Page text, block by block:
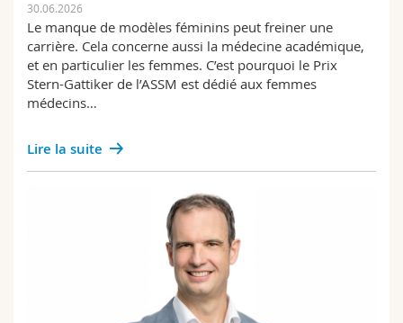
30.06.2026
Le manque de modèles féminins peut freiner une
carrière. Cela concerne aussi la médecine académique,
et en particulier les femmes. C’est pourquoi le Prix
Stern-Gattiker de l’ASSM est dédié aux femmes
médecins…
Lire la suite